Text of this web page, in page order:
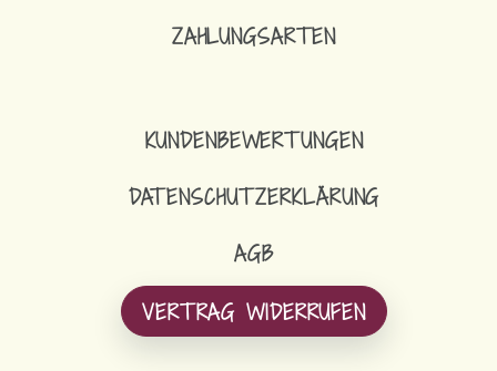
ZAHLUNGSARTEN
KUNDENBEWERTUNGEN
DATENSCHUTZERKLÄRUNG
AGB
VERTRAG WIDERRUFEN